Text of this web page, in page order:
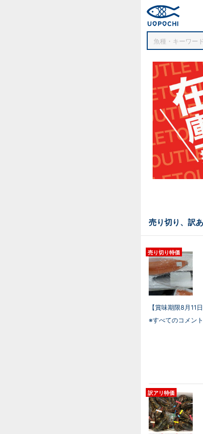
売り切り、訳
売り切り特価
【賞味期限8月11
※すべてのコメン
訳アリ特価